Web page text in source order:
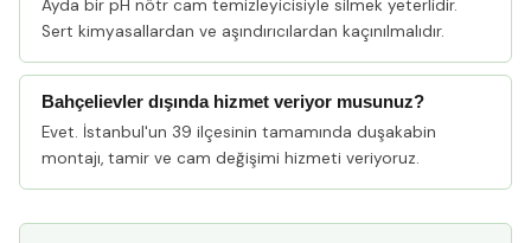
Ayda bir pH nötr cam temizleyicisiyle silmek yeterlidir.
Sert kimyasallardan ve aşındırıcılardan kaçınılmalıdır.
Bahçelievler dışında hizmet veriyor musunuz?
Evet. İstanbul'un 39 ilçesinin tamamında duşakabin
montajı, tamir ve cam değişimi hizmeti veriyoruz.